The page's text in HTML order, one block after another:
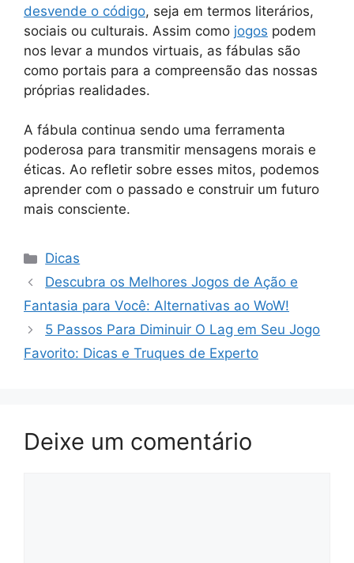
desvende o código, seja em termos literários,
sociais ou culturais. Assim como jogos podem
nos levar a mundos virtuais, as fábulas são
como portais para a compreensão das nossas
próprias realidades.
A fábula continua sendo uma ferramenta
poderosa para transmitir mensagens morais e
éticas. Ao refletir sobre esses mitos, podemos
aprender com o passado e construir um futuro
mais consciente.
Categorias
Dicas
Descubra os Melhores Jogos de Ação e
Fantasia para Você: Alternativas ao WoW!
5 Passos Para Diminuir O Lag em Seu Jogo
Favorito: Dicas e Truques de Experto
Deixe um comentário